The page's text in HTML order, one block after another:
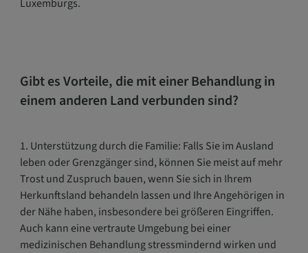
Luxemburgs.
Gibt es Vorteile, die mit einer Behandlung in
einem anderen Land verbunden sind?
1. Unterstützung durch die Familie: Falls Sie im Ausland
leben oder Grenzgänger sind, können Sie meist auf mehr
Trost und Zuspruch bauen, wenn Sie sich in Ihrem
Herkunftsland behandeln lassen und Ihre Angehörigen in
der Nähe haben, insbesondere bei größeren Eingriffen.
Auch kann eine vertraute Umgebung bei einer
medizinischen Behandlung stressmindernd wirken und